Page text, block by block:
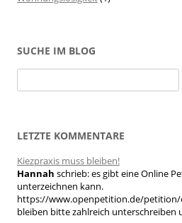
SUCHE IM BLOG
u
n
n
a
c
LETZTE KOMMENTARE
Kiezpraxis muss bleiben!
Hannah schrieb:es gibt eine Online
unterzeichnen kann.
https://www.openpetition.de/petition/
bleiben bitte zahlreich unterschreiben